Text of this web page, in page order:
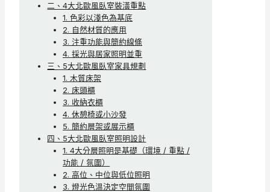
二、4大北歐風臥室裝潢重點
1. 色彩以淺色為基底
2. 自然材質的應用
3. 注重功能與簡約線條
4. 採光與居家照明並重
三、5大北歐風臥室家具規劃
1. 木質床架
2. 床頭櫃
3. 收納衣櫃
4. 休憩椅或小沙發
5. 簡約層架或展示櫃
四、5大北歐風臥室照明設計
1. 4大分層照明是基礎（環境 / 重點 /
功能 / 氛圍）
2. 高位、中位與低位照明
3. 燈光色溫決定空間氛圍